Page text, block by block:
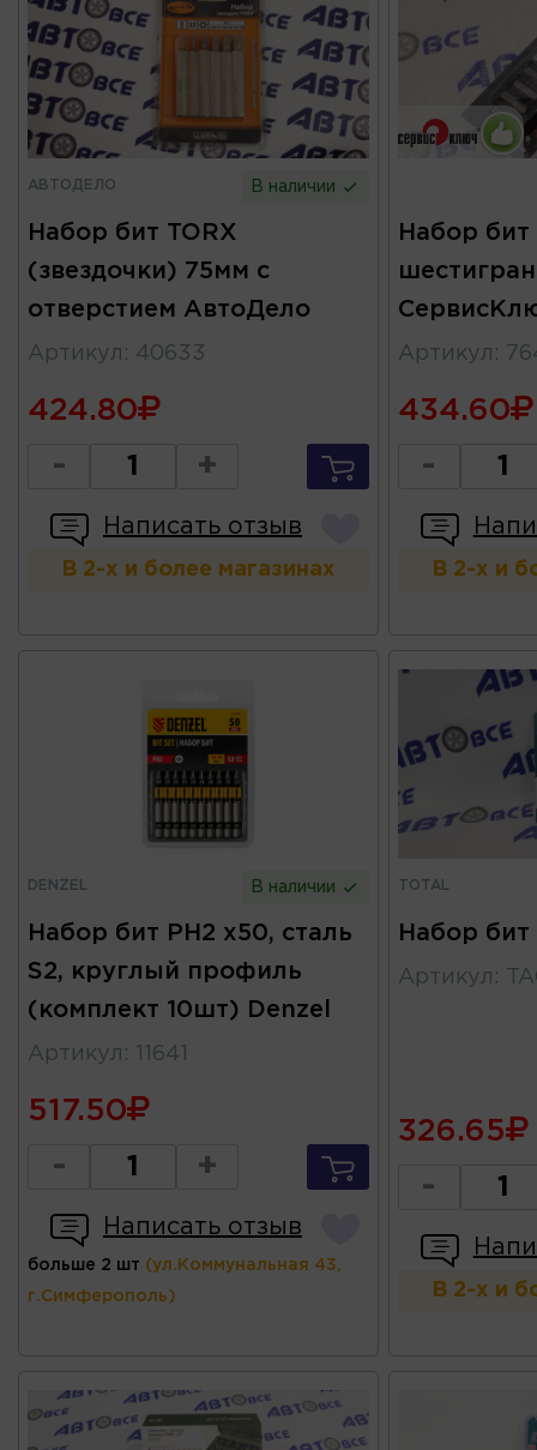
АВТОДЕЛО В наличии
Набор бит TORX
(звездочки) 75мм с
отверстием АвтоДело
Артикул : 40633
424.80
- +
Написать отзыв
В 2-х и более магазинах
Набор бит
Артикул :
434.60
-
В 2-х и
DENZEL В наличии
Набор бит PH2 x50, сталь
S2, круглый профиль
(комплект 10шт) Denzel
Артикул : 11641
517.50
- +
Написать отзыв
больше 2 шт (ул.Коммунальная 43,
г.Симферополь)
TOTAL
Набор бит
Артикул :
326.65
-
В 2-х и